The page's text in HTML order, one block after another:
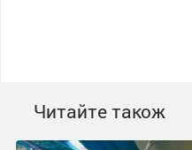
Читайте також